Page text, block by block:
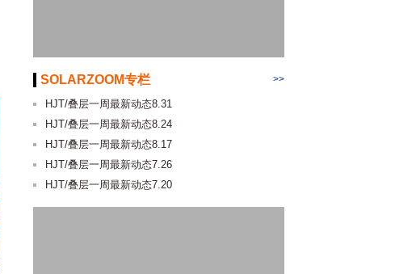
SOLARZOOM专栏 >>
HJT/叠层一周最新动态8.31
HJT/叠层一周最新动态8.24
HJT/叠层一周最新动态8.17
HJT/叠层一周最新动态7.26
HJT/叠层一周最新动态7.20